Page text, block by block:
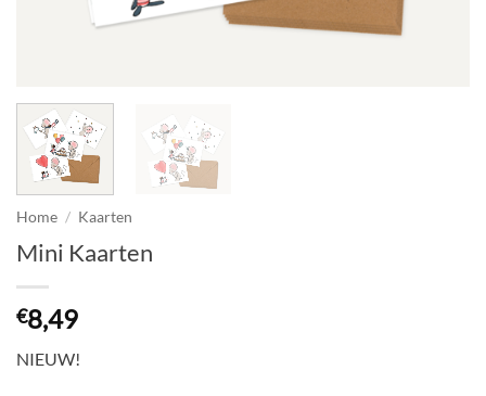
Home / Kaarten
Mini Kaarten
€8,49
NIEUW!